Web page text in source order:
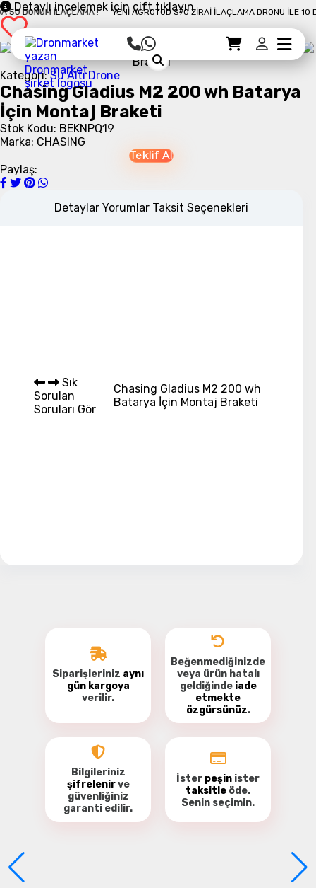
DÖNÜM İLAÇLAMA ! YENI AGROTOD S70 ZIRAI İLAÇLAMA DRONU İLE 10
Sepet
Sepet Detayı Ödemeye Geç
Detaylı incelemek için çift tıklayın
Kategori:Su Altı Drone
Chasing Gladius M2 200 wh Batarya
İçin Montaj Braketi
Stok Kodu: BEKNPQ19
Marka: CHASING
Teklif Al
Paylaş:
Detaylar Yorumlar Taksit Seçenekleri
Sık
Sorulan
Soruları Gör
Chasing Gladius M2 200 wh
Batarya İçin Montaj Braketi
Yorum Yaz
Siparişleriniz aynı
gün kargoya
verilir.
Beğenmediğinizde
veya ürün hatalı
geldiğinde iade
etmekte
özgürsünüz.
Bilgileriniz
şifrelenirve
güvenliğiniz
garanti edilir.
İster peşin ister
taksitle öde.
Senin seçimin.